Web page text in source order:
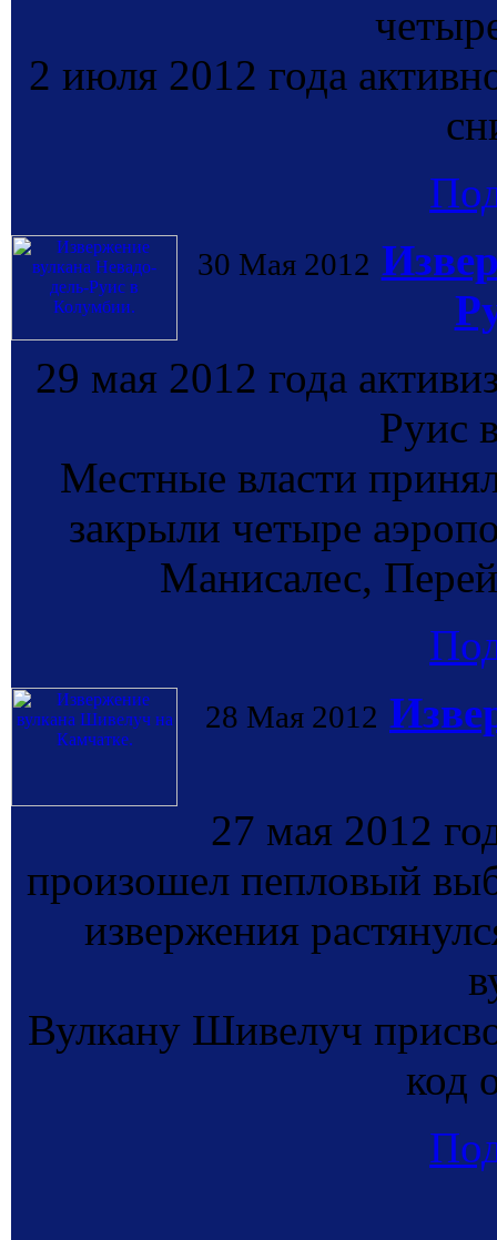
2 июля 2012 года
30 Мая 2012
29 мая 2012 года
Руис
Местные власти
закрыли четыре
Манисалес,
28 Мая 2012
27 мая 2012
произошел пепловый
извержения
Вулкану Шивелуч
код